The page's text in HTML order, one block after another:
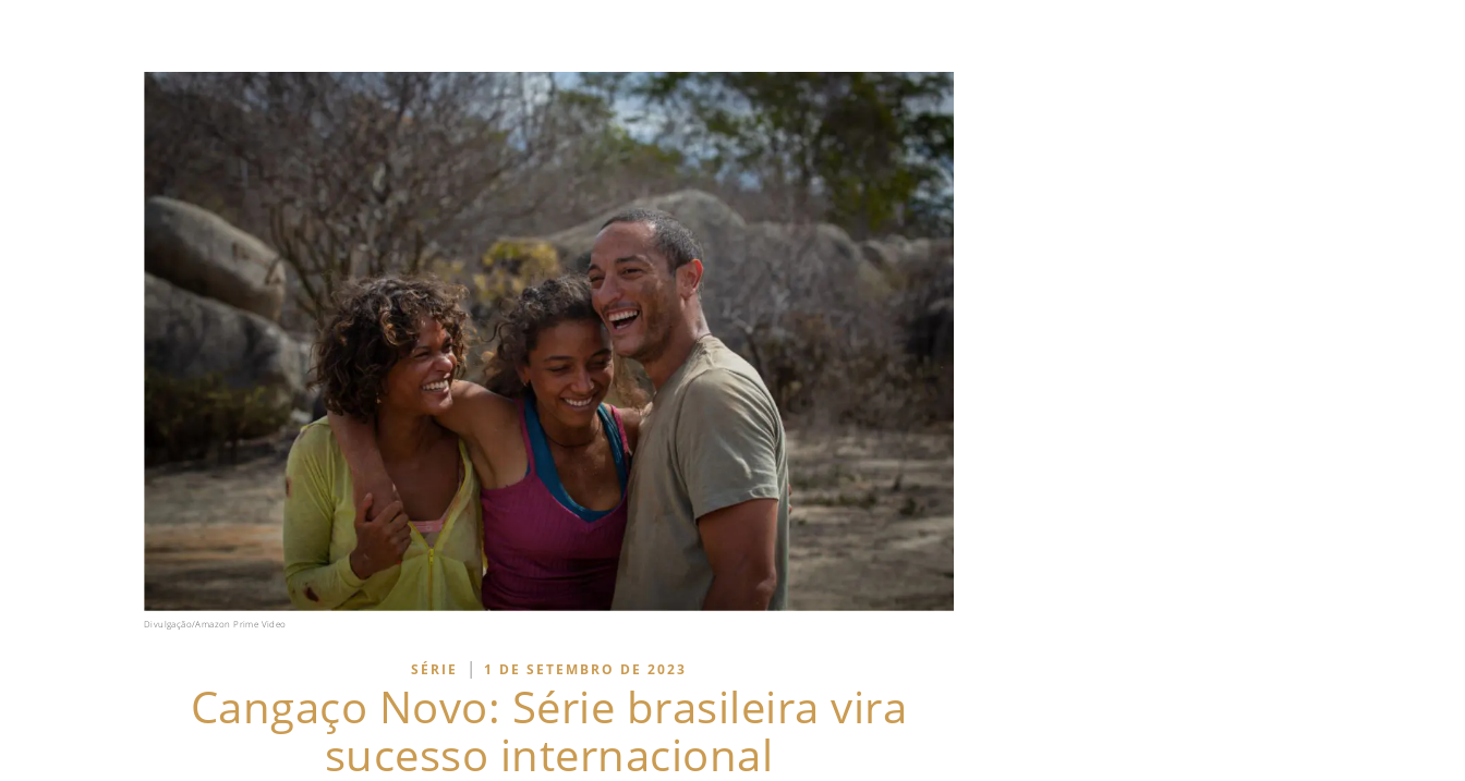
Divulgação/Amazon Prime Video
SÉRIE | 1 DE SETEMBRO DE 2023
Cangaço Novo: Série brasileira vira
sucesso internacional